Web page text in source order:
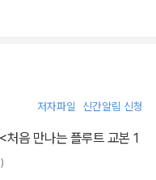
저자파일 신간알림 신청
<처음 만나는 플루트 교본 1